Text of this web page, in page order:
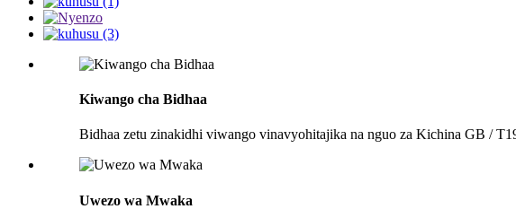
Kiwango cha Bidhaa
Bidhaa zetu zinakidhi viwango vinavyohitajika na nguo za Kichina GB /
Uwezo wa Mwaka